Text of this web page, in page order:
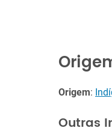
Origem:
Outras